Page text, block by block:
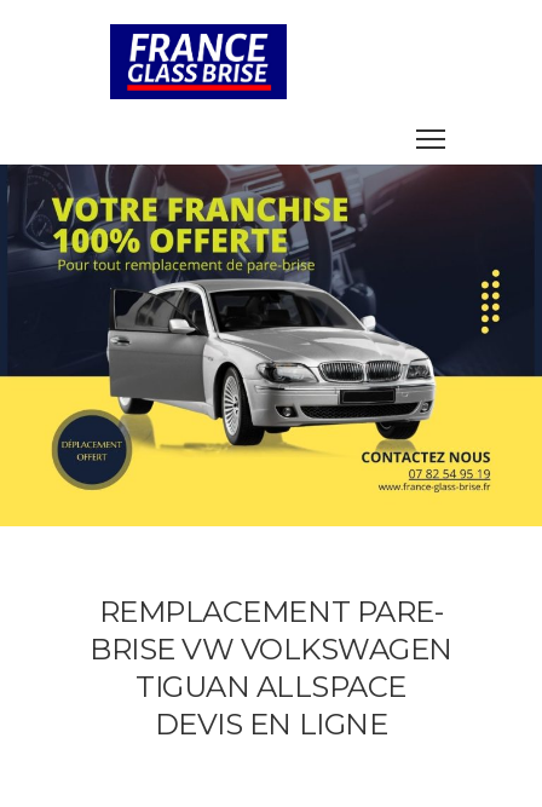
REMPLACEMENT PARE-
BRISE VW VOLKSWAGEN
TIGUAN ALLSPACE
DEVIS EN LIGNE